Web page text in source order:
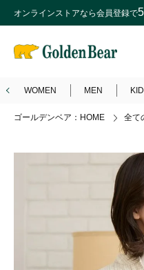
オンラインストアなら会員登録で5
WOMEN MEN
ゴールデンベア：HOME 全て